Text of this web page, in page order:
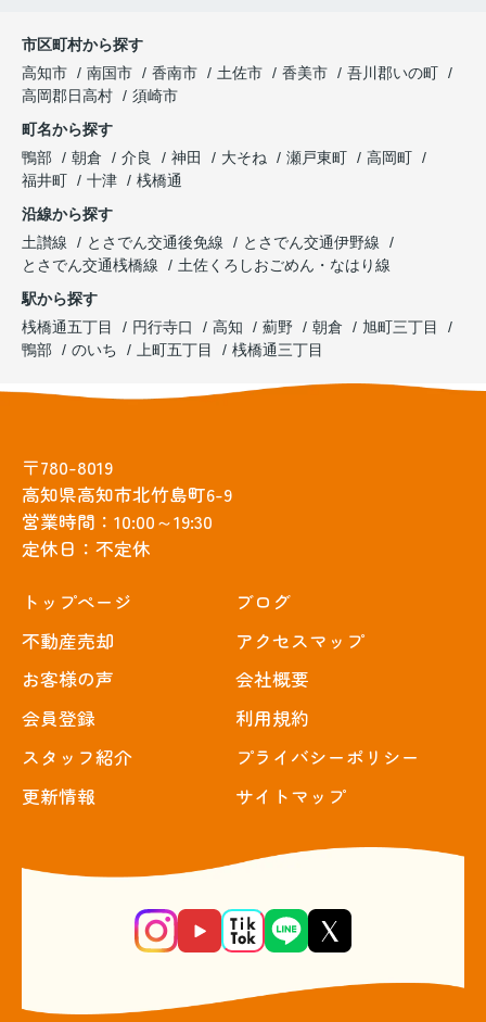
市区町村から探す
高知市
南国市 香南市 土佐市 香美市
吾川郡いの町
高岡郡日高村
須崎市
町名から探す
鴨部
朝倉 介良 神田 大そね 瀬戸東町
高岡町
福井町
十津
桟橋通
沿線から探す
土讃線
とさでん交通後免線
とさでん交通伊野線
とさでん交通桟橋線
土佐くろしおごめん・なはり線
駅から探す
桟橋通五丁目
円行寺口 高知 薊野 朝倉
旭町三丁目
鴨部
のいち 上町五丁目 桟橋通三丁目
〒780-8019
高知県高知市北竹島町6-9
営業時間：10:00～19:30
定休日：不定休
トップぺージ
不動産売却
お客様の声
会員登録
スタッフ紹介
更新情報
ブログ
アクセスマップ
会社概要
利用規約
プライバシーポリシー
サイトマップ